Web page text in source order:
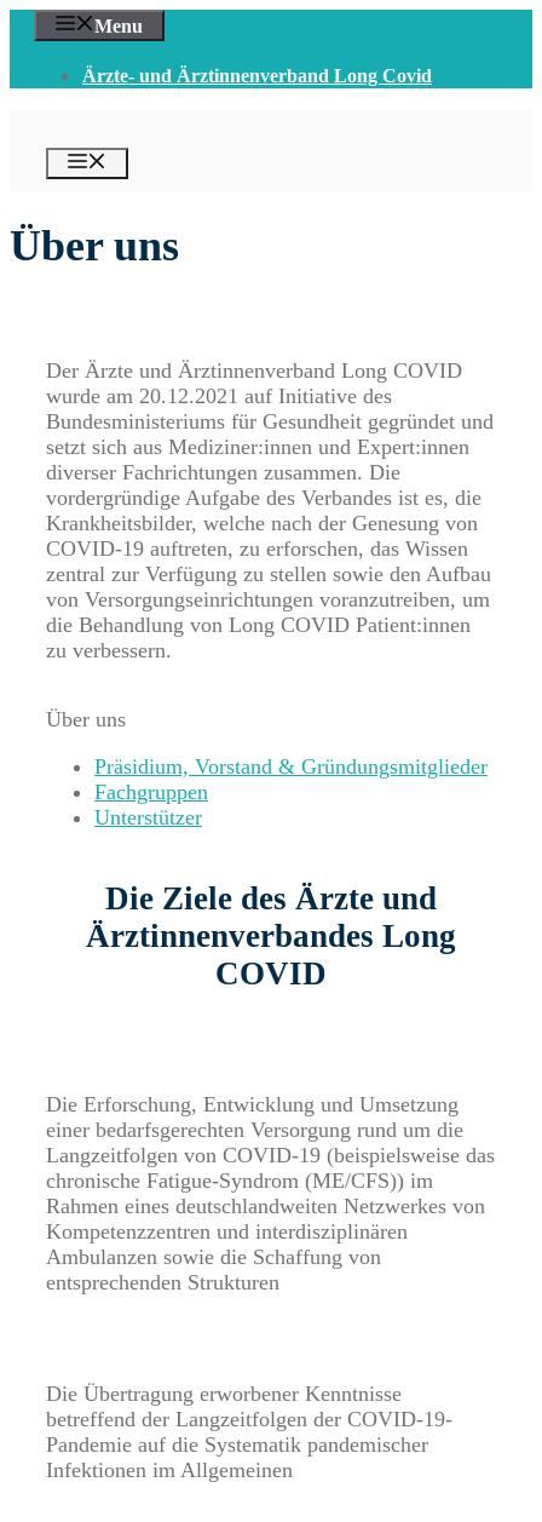
Inhalt
springen
Menu
Ärzte- und Ärztinnenverband Long Covid
Über uns
Der Ärzte und Ärztinnenverband Long COVID
wurde am 20.12.2021 auf Initiative des
Bundesministeriums für Gesundheit gegründet und
setzt sich aus Mediziner:innen und Expert:innen
diverser Fachrichtungen zusammen. Die
vordergründige Aufgabe des Verbandes ist es, die
Krankheitsbilder, welche nach der Genesung von
COVID-19 auftreten, zu erforschen, das Wissen
zentral zur Verfügung zu stellen sowie den Aufbau
von Versorgungseinrichtungen voranzutreiben, um
die Behandlung von Long COVID Patient:innen
zu verbessern.
Über uns
Präsidium, Vorstand & Gründungsmitglieder
Fachgruppen
Unterstützer
Die Ziele des Ärzte und
Ärztinnenverbandes Long
COVID
Die Erforschung, Entwicklung und Umsetzung
einer bedarfsgerechten Versorgung rund um die
Langzeitfolgen von COVID-19 (beispielsweise das
chronische Fatigue-Syndrom (ME/CFS)) im
Rahmen eines deutschlandweiten Netzwerkes von
Kompetenzzentren und interdisziplinären
Ambulanzen sowie die Schaffung von
entsprechenden Strukturen
Die Übertragung erworbener Kenntnisse
betreffend der Langzeitfolgen der COVID-19-
Pandemie auf die Systematik pandemischer
Infektionen im Allgemeinen